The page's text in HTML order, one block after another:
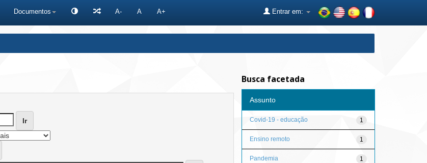
Documentos A- A A+ Entrar em:
Busca facetada
Assunto
1
Covid-19 - educação
1
Ensino remoto
1
Pandemia